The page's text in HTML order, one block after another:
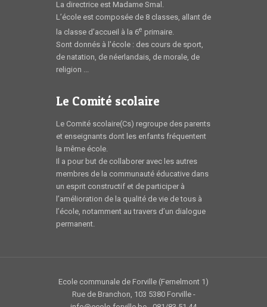
La directrice est Madame Smal.
L’école est composée de 8 classes, allant de
la classe d’accueil à la 6e primaire.
Sont donnés à l'école : des cours de sport,
de natation, de néerlandais, de morale, de
religion ...
Le Comité scolaire
Le Comité scolaire(Cs) regroupe des parents
et enseignants dont les enfants fréquentent
la même école.
Il a pour but de collaborer avec les autres
membres de la communauté éducative dans
un esprit constructif et de participer à
l’amélioration de la qualité de vie de tous à
l’école, notamment au travers d’un dialogue
permanent.
Ecole communale de Forville (Fernelmont 1)
Rue de Branchon, 103 5380 Forville -